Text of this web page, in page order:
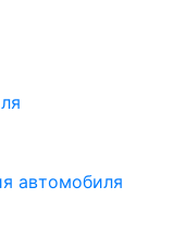
автомобиля